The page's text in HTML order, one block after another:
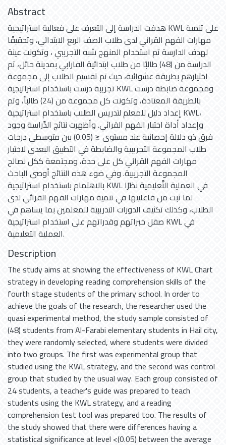
Abstract
هدفت الدراسة إلى التعرف على فعالية استراتيجية KWL على تنمية
مهارات الفهم القرائي لدى طلاب الصف الربع الابتدائي، وتحقيقًا
لهدف الدارسة تم استخدام المنهج شبه التجريبي ، وتكونت عينة
الدراسة من (48) طالبًا من طلاب ابتدائية الفارابي بمدينة حائل، تم
اختيارهم بطريقة عشوائية، حيث تم تقسيم الطلاب إلى مجموعة
تجريبة درست باستخدام استراتيجية KWL ومجموعة ضابطة درست
بالطريقة المعتادة، وتكونت كل مجموعة من (24) طالباً، وتم
إعداد دليل للمعلم لتدريس الطلاب باستخدام استراتيجية KWL،
وإعداد أداة اختبار الفهم القرائي. وأظهرت نتائج الدِّراسة وجود
فرق ذو دلالة إحصائية عند مستوى ≤ (0.05) بين متوسطي درجات
طلاب المجموعة التجريبية والضابطة في التطبيق البعدي لاختبار
مهارات الفهم القرائي كل على حدة، ومجتمعة ككل لصالح
المجموعة التجريبية. وفي ضوء هذه النتائج أوصى الباحث
بالاهتمام باستخدام استراتيجية KWL في العملية التَّعليمية نظرًا
لما ثبت من فاعليتها في تنمية مهارات الفهم القرائي لدى
الطلاب، وكذلك تكثيف الدورات التدريبية للمعلمين بما يساهم في
صقل خبراتهم وقدراتهم على استخدام استراتيجية KWL في
العملية التعليمية.
Description
The study aims at showing the effectiveness of KWL Chart
strategy in developing reading comprehension skills of the
fourth stage students of the primary school. In order to
achieve the goals of the research, the researcher used the
quasi experimental method, the study sample consisted of
(48) students from Al-Farabi elementary students in Hail city,
they were randomly selected, where students were divided
into two groups. The first was experimental group that
studied using the KWL strategy, and the second was control
group that studied by the usual way. Each group consisted of
24 students, a teacher's guide was prepared to teach
students using the KWL strategy, and a reading
comprehension test tool was prepared too. The results of
the study showed that there were differences having a
statistical significance at level <(0.05) between the average